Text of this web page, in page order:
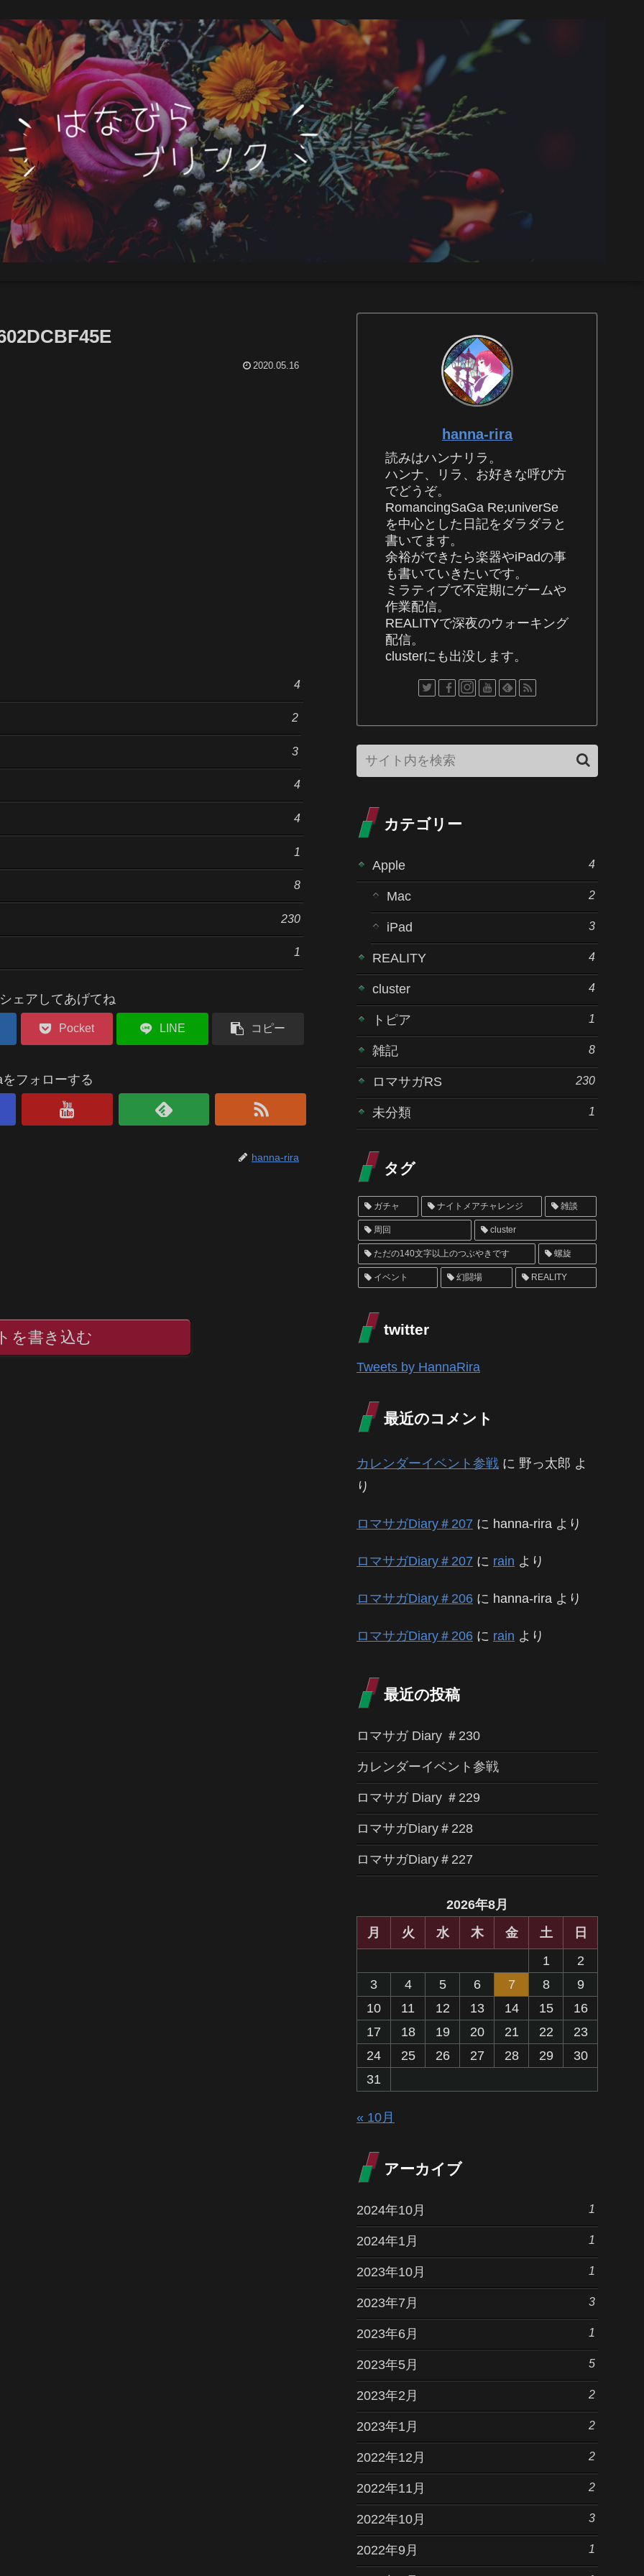
2020.05.16
4
2
3
4
4
1
8
230
1
ェアしてあげてね
Pocket LINE コピー
フォローする
hanna-rira
を書き込む
hanna-rira
読みはハンナリラ。
ハンナ、リラ、お好きな呼び方
でどうぞ。
RomancingSaGa Re;univerSe
を中心とした日記をダラダラと
書いてます。
余裕ができたら楽器やiPadの事
も書いていきたいです。
ミラティブで不定期にゲームや
作業配信。
REALITYで深夜のウォーキング
配信。
clusterにも出没します。
カテゴリー
Apple 4
Mac 2
iPad 3
REALITY 4
cluster 4
トピア 1
雑記 8
ロマサガRS 230
未分類 1
タグ
ガチャ ナイトメアチャレンジ 雑談
周回 cluster
ただの140文字以上のつぶやきです 螺旋
イベント 幻闘場 REALITY
twitter
Tweets by HannaRira
最近のコメント
カレンダーイベント参戦 に 野っ太郎 よ
り
ロマサガDiary＃207 に hanna-rira より
ロマサガDiary＃207 に rain より
ロマサガDiary＃206 に hanna-rira より
ロマサガDiary＃206 に rain より
最近の投稿
ロマサガ Diary ＃230
カレンダーイベント参戦
ロマサガ Diary ＃229
ロマサガDiary＃228
ロマサガDiary＃227
2026年8月
月
火 水 木 金 土
日
1
2
3
4 5 6 7 8
9
10
11 12 13 14 15
16
17
18 19 20 21 22
23
24
25 26 27 28 29
30
31
« 10月
アーカイブ
2024年10月 1
2024年1月 1
2023年10月 1
2023年7月 3
2023年6月 1
2023年5月 5
2023年2月 2
2023年1月 2
2022年12月 2
2022年11月 2
2022年10月 3
2022年9月 1